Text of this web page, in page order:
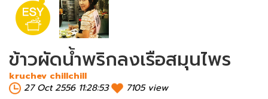
ข้าวผัดน้ำพริกลงเรือสมุนไพร
kruchev chillchill
27 Oct 2556 11:28:53
7105 view